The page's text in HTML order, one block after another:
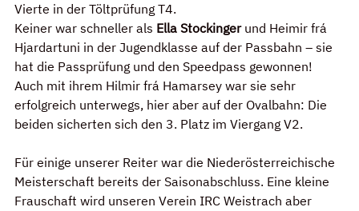
Vierte in der Töltprüfung T4.
Keiner war schneller als Ella Stockinger und Heimir frá
Hjardartuni in der Jugendklasse auf der Passbahn – sie
hat die Passprüfung und den Speedpass gewonnen!
Auch mit ihrem Hilmir frá Hamarsey war sie sehr
erfolgreich unterwegs, hier aber auf der Ovalbahn: Die
beiden sicherten sich den 3. Platz im Viergang V2.
Für einige unserer Reiter war die Niederösterreichische
Meisterschaft bereits der Saisonabschluss. Eine kleine
Frauschaft wird unseren Verein IRC Weistrach aber